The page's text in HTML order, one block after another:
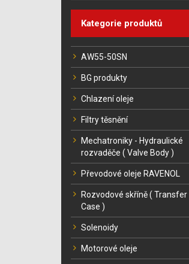
Kategorie produktů
AW55-50SN
BG produkty
Chlazení oleje
Filtry těsnění
Mechatroniky - Hydraulické
rozvaděče ( Valve Body )
Převodové oleje RAVENOL
Rozvodové skříně ( Transfer
Case )
Solenoidy
Motorové oleje